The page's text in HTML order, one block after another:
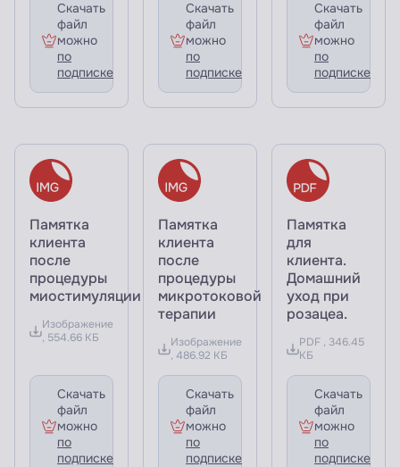
Скачать
файл
можно
по
подписке
Скачать
файл
можно
по
подписке
Скачать
файл
можно
по
подписке
Памятка
клиента
после
процедуры
миостимуляции
Изображение
, 554.66 КБ
Скачать
файл
можно
по
подписке
Памятка
клиента
после
процедуры
микротоковой
терапии
Изображение
, 486.92 КБ
Скачать
файл
можно
по
подписке
Памятка
для
клиента.
Домашний
уход при
розацеа.
PDF , 346.45
КБ
Скачать
файл
можно
по
подписке